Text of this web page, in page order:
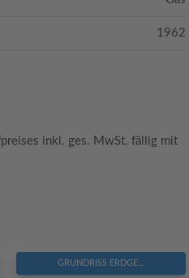
1962
inkl. ges. MwSt. fällig mit
GRUNDRISS ERDGE...